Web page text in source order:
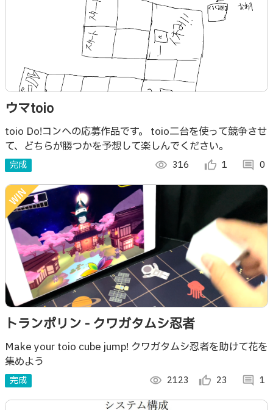
ウマtoio
toio Do!コンへの応募作品です。 toio二台を使って競争させ
て、どちらが勝つかを予想して楽しんでください。
完成 visibility 316 thumb_up_alt 1 comment 0
トランポリン - クワガタムシ忍者
Make your toio cube jump! クワガタムシ忍者を助けて花を
集めよう
完成 visibility 2123 thumb_up_alt 23 comment 1